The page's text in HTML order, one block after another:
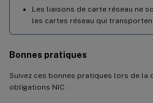
Les liaisons de carte réseau ne
les cartes réseau qui
Bonnes pratiques
Suivez ces bonnes pratiques lors de la
obligations NIC :